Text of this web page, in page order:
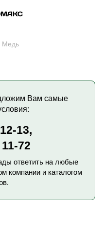
Медь
Вам самые
13,
72
ответить на любые
компании и каталогом